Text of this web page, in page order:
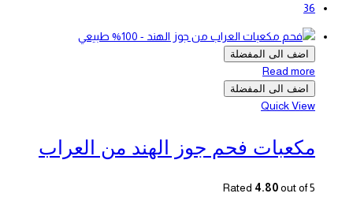
36
اضف الى المفضلة
Read more
اضف الى المفضلة
Quick View
مكعبات فحم جوز الهند من العراب
Rated 4.80out of 5